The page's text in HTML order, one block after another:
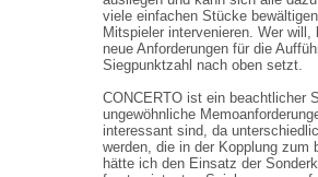
viele einfachen Stücke
Mitspieler intervenieren. Wer
neue Anforderungen für die
Siegpunktzahl nach oben setzt.
CONCERTO ist ein beachtlicher
ungewöhnliche
interessant sind, da
werden, die in der Kopplung zum
hätte ich den Einsatz der